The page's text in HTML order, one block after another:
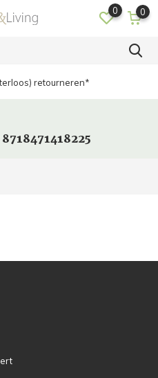
0 0
retourneren*